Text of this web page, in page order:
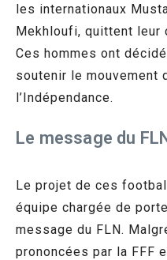
les internationaux
Mekhloufi, quittent leur
Ces hommes ont
soutenir le mouvement
l’Indépendance.
Le message du
Le projet de ces
équipe chargée de
message du FLN.
prononcées par la FFF